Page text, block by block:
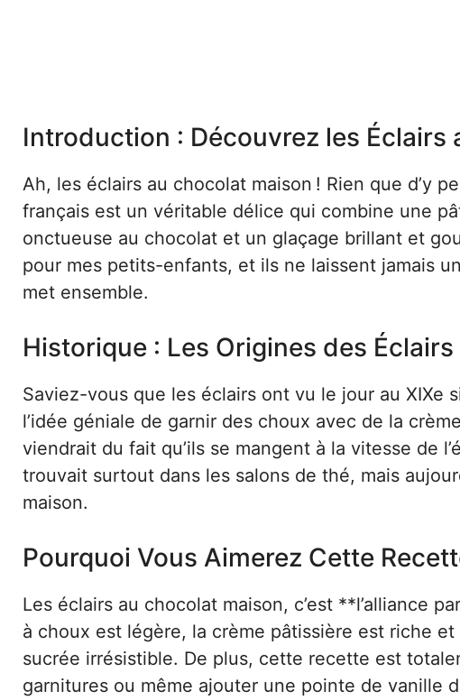
Introduction : Découvrez les Éclairs
Ah, les éclairs au chocolat maison ! Rien que d’y
français est un véritable délice qui combine une
onctueuse au chocolat et un glaçage brillant et
pour mes petits-enfants, et ils ne laissent jamais
met ensemble.
Historique : Les Origines des
Saviez-vous que les éclairs ont vu le jour au XIXe
l’idée géniale de garnir des choux avec de la
viendrait du fait qu’ils se mangent à la vitesse de
trouvait surtout dans les salons de thé, mais
maison.
Pourquoi Vous Aimerez Cette
Les éclairs au chocolat maison, c’est **l’alliance
à choux est légère, la crème pâtissière est riche
sucrée irrésistible. De plus, cette recette est
garnitures ou même ajouter une pointe de vanille